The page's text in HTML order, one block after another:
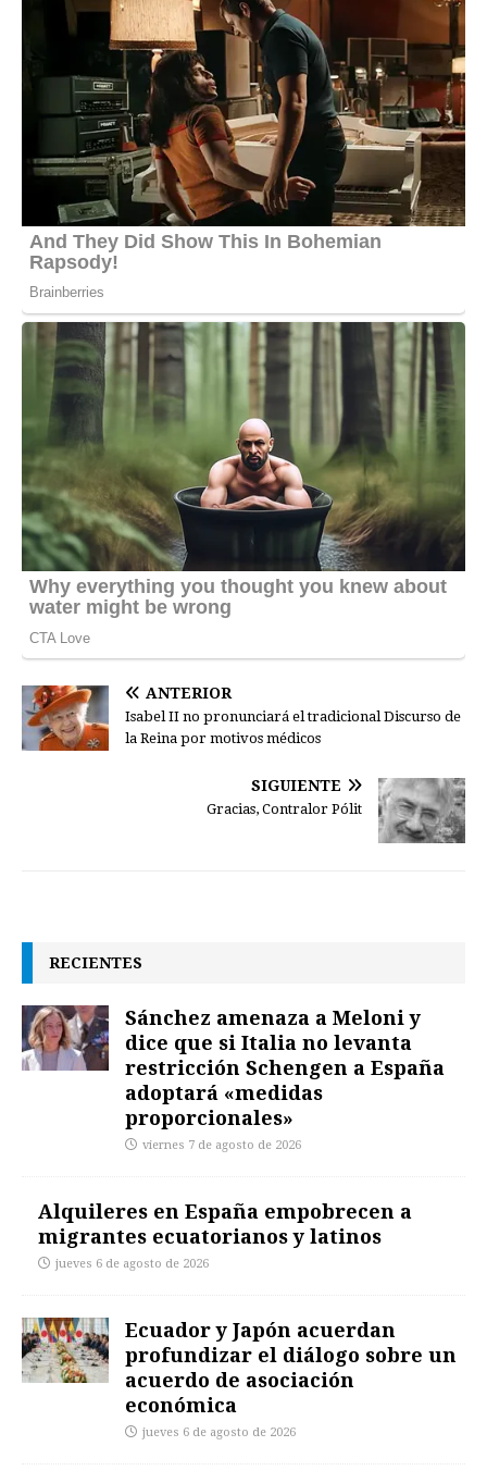
ANTERIOR
Isabel II no pronunciará el tradicional Discurso de
la Reina por motivos médicos
SIGUIENTE
Gracias, Contralor Pólit
RECIENTES
Sánchez amenaza a Meloni y
dice que si Italia no levanta
restricción Schengen a España
adoptará «medidas
proporcionales»
viernes 7 de agosto de 2026
Alquileres en España empobrecen a
migrantes ecuatorianos y latinos
jueves 6 de agosto de 2026
Ecuador y Japón acuerdan
profundizar el diálogo sobre un
acuerdo de asociación
económica
jueves 6 de agosto de 2026